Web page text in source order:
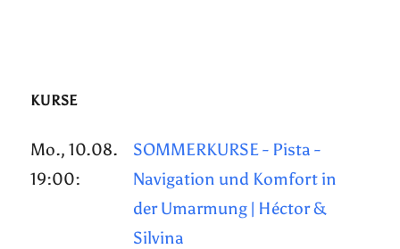
KURSE
Mo., 10.08.
19:00:
SOMMERKURSE - Pista -
Navigation und Komfort in
der Umarmung | Héctor &
Silvina